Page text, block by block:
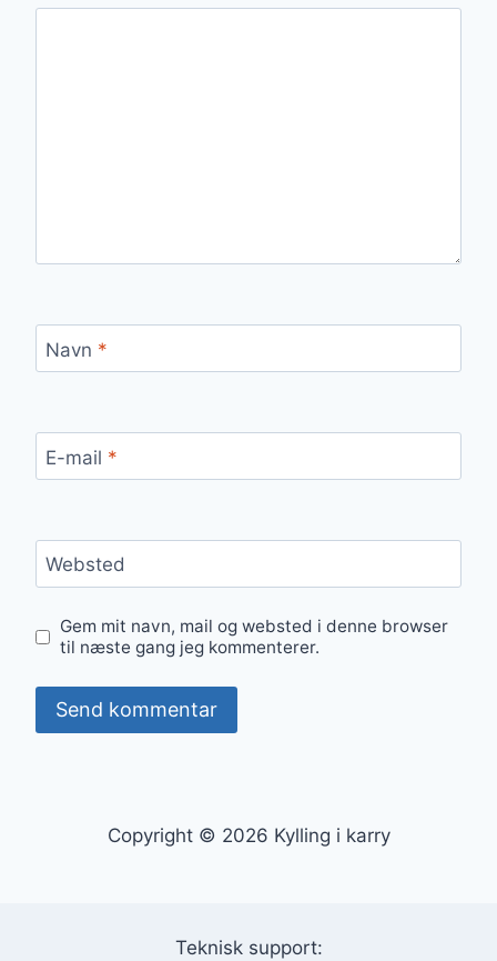
Navn *
E-mail *
Websted
Gem mit navn, mail og websted i denne browser
til næste gang jeg kommenterer.
Copyright © 2026 Kylling i karry
Teknisk support: